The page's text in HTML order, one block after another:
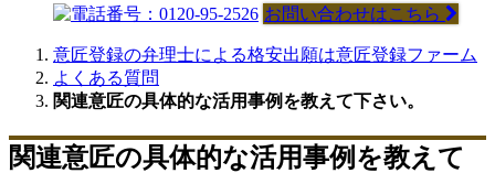
お問い合わせはこちら
意匠登録の弁理士による格安出願は意匠登録ファーム
よくある質問
関連意匠の具体的な活用事例を教えて下さい。
関連意匠の具体的な活用事例を教えて